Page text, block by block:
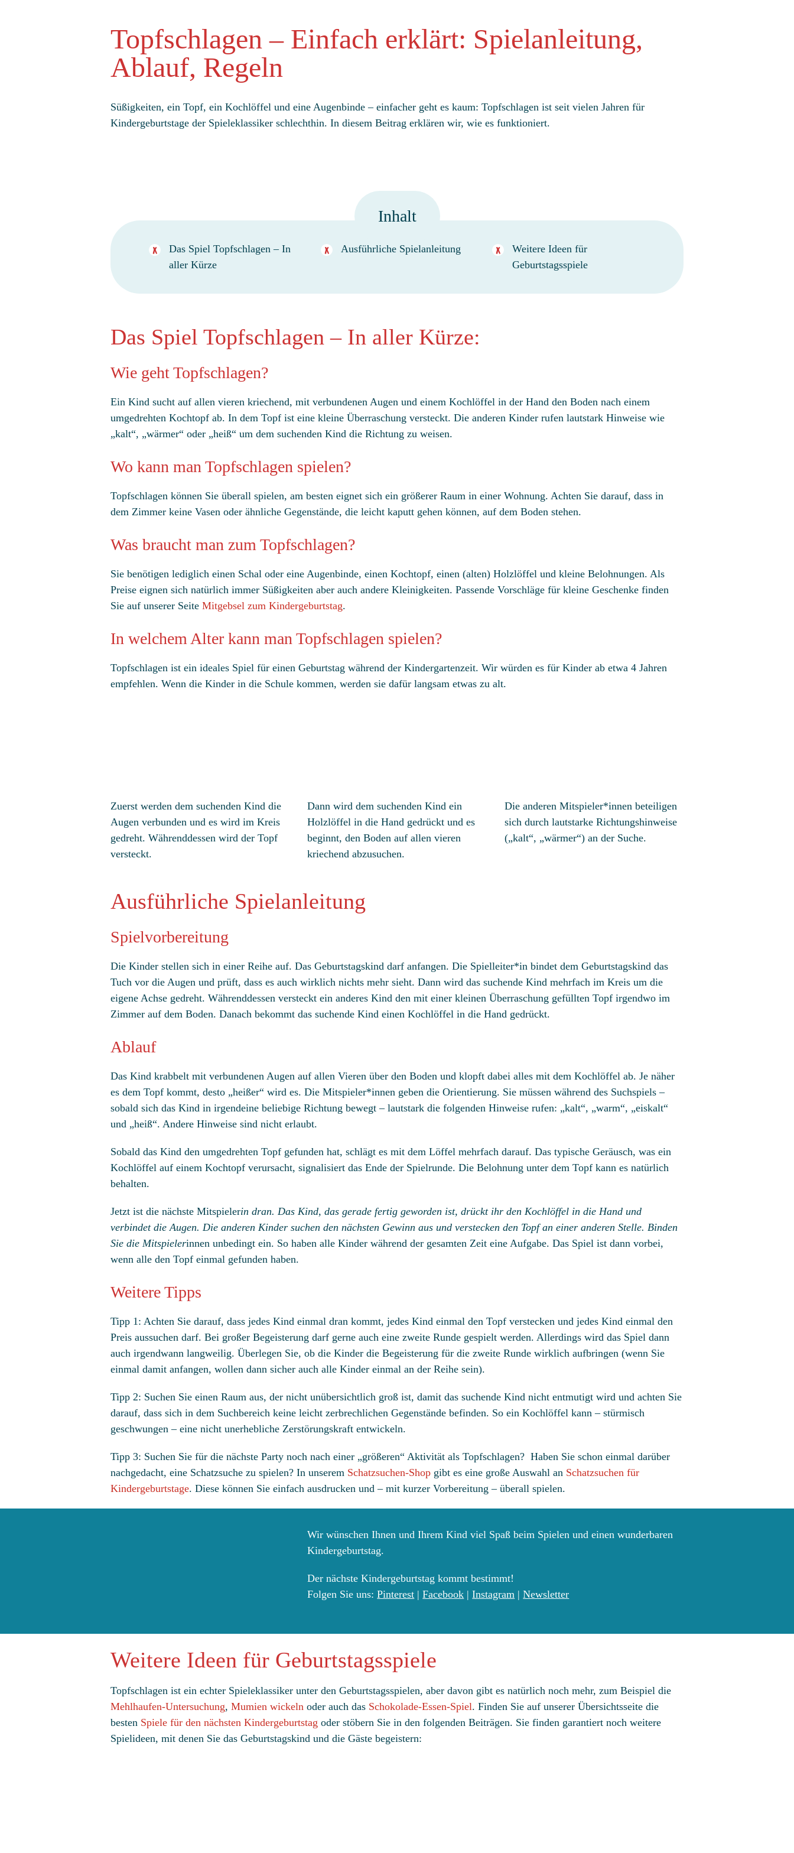
Topfschlagen – Einfach erklärt: Spielanleitung,
Ablauf, Regeln
Süßigkeiten, ein Topf, ein Kochlöffel und eine Augenbinde – einfacher geht es kaum: Topfschlagen ist seit vielen Jahren für
Kindergeburtstage der Spieleklassiker schlechthin. In diesem Beitrag erklären wir, wie es funktioniert.
Inhalt
Das Spiel Topfschlagen – In
aller Kürze
Ausführliche Spielanleitung
Weitere Ideen für
Geburtstagsspiele
Das Spiel Topfschlagen – In aller Kürze:
Wie geht Topfschlagen?
Ein Kind sucht auf allen vieren kriechend, mit verbundenen Augen und einem Kochlöffel in der Hand den Boden nach einem
umgedrehten Kochtopf ab. In dem Topf ist eine kleine Überraschung versteckt. Die anderen Kinder rufen lautstark Hinweise wie
„kalt“, „wärmer“ oder „heiß“ um dem suchenden Kind die Richtung zu weisen.
Wo kann man Topfschlagen spielen?
Topfschlagen können Sie überall spielen, am besten eignet sich ein größerer Raum in einer Wohnung. Achten Sie darauf, dass in
dem Zimmer keine Vasen oder ähnliche Gegenstände, die leicht kaputt gehen können, auf dem Boden stehen.
Was braucht man zum Topfschlagen?
Sie benötigen lediglich einen Schal oder eine Augenbinde, einen Kochtopf, einen (alten) Holzlöffel und kleine Belohnungen. Als
Preise eignen sich natürlich immer Süßigkeiten aber auch andere Kleinigkeiten. Passende Vorschläge für kleine Geschenke finden
Sie auf unserer Seite Mitgebsel zum Kindergeburtstag.
In welchem Alter kann man Topfschlagen spielen?
Topfschlagen ist ein ideales Spiel für einen Geburtstag während der Kindergartenzeit. Wir würden es für Kinder ab etwa 4 Jahren
empfehlen. Wenn die Kinder in die Schule kommen, werden sie dafür langsam etwas zu alt.
Zuerst werden dem suchenden Kind die
Augen verbunden und es wird im Kreis
gedreht. Währenddessen wird der Topf
versteckt.
Dann wird dem suchenden Kind ein
Holzlöffel in die Hand gedrückt und es
beginnt, den Boden auf allen vieren
kriechend abzusuchen.
Die anderen Mitspieler*innen beteiligen
sich durch lautstarke Richtungshinweise
(„kalt“, „wärmer“) an der Suche.
Ausführliche Spielanleitung
Spielvorbereitung
Die Kinder stellen sich in einer Reihe auf. Das Geburtstagskind darf anfangen. Die Spielleiter*in bindet dem Geburtstagskind das
Tuch vor die Augen und prüft, dass es auch wirklich nichts mehr sieht. Dann wird das suchende Kind mehrfach im Kreis um die
eigene Achse gedreht. Währenddessen versteckt ein anderes Kind den mit einer kleinen Überraschung gefüllten Topf irgendwo im
Zimmer auf dem Boden. Danach bekommt das suchende Kind einen Kochlöffel in die Hand gedrückt.
Ablauf
Das Kind krabbelt mit verbundenen Augen auf allen Vieren über den Boden und klopft dabei alles mit dem Kochlöffel ab. Je näher
es dem Topf kommt, desto „heißer“ wird es. Die Mitspieler*innen geben die Orientierung. Sie müssen während des Suchspiels –
sobald sich das Kind in irgendeine beliebige Richtung bewegt – lautstark die folgenden Hinweise rufen: „kalt“, „warm“, „eiskalt“
und „heiß“. Andere Hinweise sind nicht erlaubt.
Sobald das Kind den umgedrehten Topf gefunden hat, schlägt es mit dem Löffel mehrfach darauf. Das typische Geräusch, was ein
Kochlöffel auf einem Kochtopf verursacht, signalisiert das Ende der Spielrunde. Die Belohnung unter dem Topf kann es natürlich
behalten.
Jetzt ist die nächste Mitspielerin dran. Das Kind, das gerade fertig geworden ist, drückt ihr den Kochlöffel in die Hand und
verbindet die Augen. Die anderen Kinder suchen den nächsten Gewinn aus und verstecken den Topf an einer anderen Stelle. Binden
Sie die Mitspielerinnen unbedingt ein. So haben alle Kinder während der gesamten Zeit eine Aufgabe. Das Spiel ist dann vorbei,
wenn alle den Topf einmal gefunden haben.
Weitere Tipps
Tipp 1: Achten Sie darauf, dass jedes Kind einmal dran kommt, jedes Kind einmal den Topf verstecken und jedes Kind einmal den
Preis aussuchen darf. Bei großer Begeisterung darf gerne auch eine zweite Runde gespielt werden. Allerdings wird das Spiel dann
auch irgendwann langweilig. Überlegen Sie, ob die Kinder die Begeisterung für die zweite Runde wirklich aufbringen (wenn Sie
einmal damit anfangen, wollen dann sicher auch alle Kinder einmal an der Reihe sein).
Tipp 2: Suchen Sie einen Raum aus, der nicht unübersichtlich groß ist, damit das suchende Kind nicht entmutigt wird und achten Sie
darauf, dass sich in dem Suchbereich keine leicht zerbrechlichen Gegenstände befinden. So ein Kochlöffel kann – stürmisch
geschwungen – eine nicht unerhebliche Zerstörungskraft entwickeln.
Tipp 3: Suchen Sie für die nächste Party noch nach einer „größeren“ Aktivität als Topfschlagen? Haben Sie schon einmal darüber
nachgedacht, eine Schatzsuche zu spielen? In unserem Schatzsuchen-Shop gibt es eine große Auswahl an Schatzsuchen für
Kindergeburtstage. Diese können Sie einfach ausdrucken und – mit kurzer Vorbereitung – überall spielen.
Wir wünschen Ihnen und Ihrem Kind viel Spaß beim Spielen und einen wunderbaren
Kindergeburtstag.
Der nächste Kindergeburtstag kommt bestimmt!
Folgen Sie uns:Pinterest |Facebook |Instagram |Newsletter
Weitere Ideen für Geburtstagsspiele
Topfschlagen ist ein echter Spieleklassiker unter den Geburtstagsspielen, aber davon gibt es natürlich noch mehr, zum Beispiel die
Mehlhaufen-Untersuchung, Mumien wickeln oder auch das Schokolade-Essen-Spiel. Finden Sie auf unserer Übersichtsseite die
besten Spiele für den nächsten Kindergeburtstag oder stöbern Sie in den folgenden Beiträgen. Sie finden garantiert noch weitere
Spielideen, mit denen Sie das Geburtstagskind und die Gäste begeistern: